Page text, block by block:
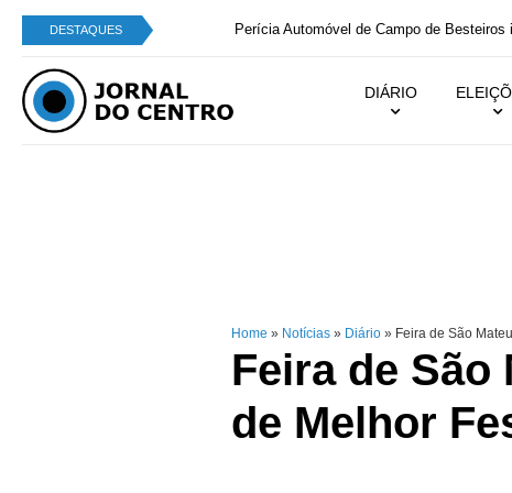
DESTAQUES Perícia Automóvel de Campo de Besteiros integra
DIÁRIO
Home » Notícias » Diário » Feira de São
Feira de São
de Melhor